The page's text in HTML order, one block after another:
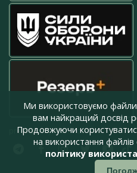
press@armyinform.com.ua
Ми використовуємо
вам найкращий досвід
Продовжуючи
на використання
політику